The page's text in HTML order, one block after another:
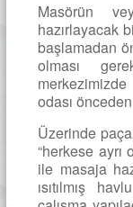
Masörün
hazırlayacak
başlamadan
olması
odası önceden
Üzerinde
“herkese ayrı
ile masaja
ısıtılmış